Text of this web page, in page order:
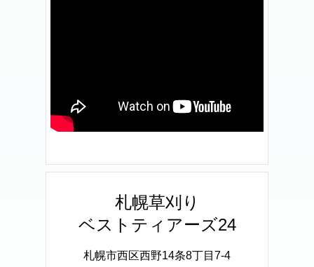
札幌草刈り
ベストティアーズ24
札幌市西区西野14条8丁目7-4